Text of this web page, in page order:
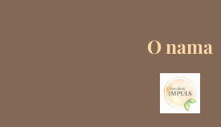
O nama